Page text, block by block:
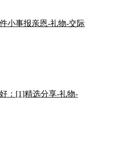
小事报亲恩-礼物-交际
：[1]精选分享-礼物-